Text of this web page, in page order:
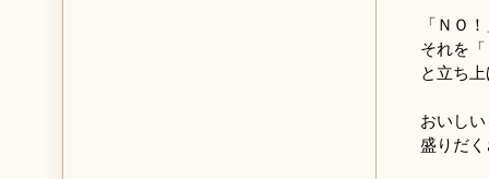
「ＮＯ
それを
と立ち
おいし
盛りだ